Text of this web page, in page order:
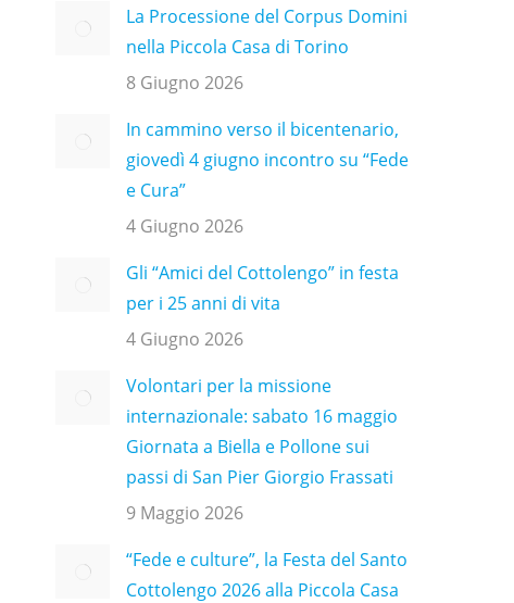
La Processione del Corpus Domini
nella Piccola Casa di Torino
8 Giugno 2026
In cammino verso il bicentenario,
giovedì 4 giugno incontro su “Fede
e Cura”
4 Giugno 2026
Gli “Amici del Cottolengo” in festa
per i 25 anni di vita
4 Giugno 2026
Volontari per la missione
internazionale: sabato 16 maggio
Giornata a Biella e Pollone sui
passi di San Pier Giorgio Frassati
9 Maggio 2026
“Fede e culture”, la Festa del Santo
Cottolengo 2026 alla Piccola Casa